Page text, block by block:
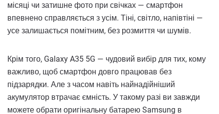
місяці чи затишне фото при свічках — смартфон
впевнено справляється з усім. Тіні, світло, напівтіні —
усе залишається помітним, без розмиття чи шумів.
Крім того, Galaxy A35 5G — чудовий вибір для тих, кому
важливо, щоб смартфон довго працював без
підзарядки. Але з часом навіть найнадійніший
акумулятор втрачає ємність. У такому разі ви завжди
можете обрати оригінальну батарею Samsung в